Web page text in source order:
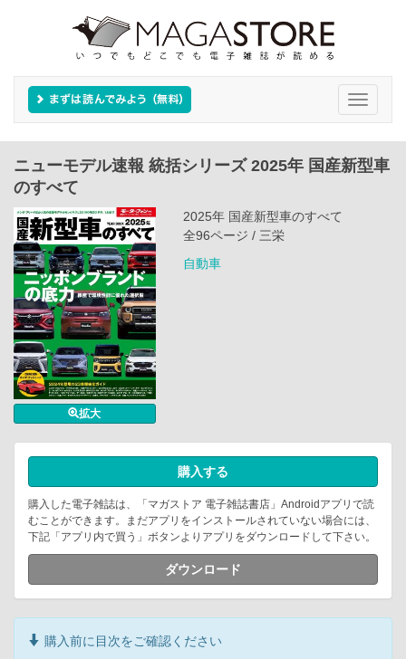
Toggle
ニューモデル速報 統括シリーズ 2025年 国産新型車
のすべて
拡大
2025年 国産新型車のすべて
全96ページ / 三栄
自動車
購入する
購入した電子雑誌は、「マガストア 電子雑誌書店」Androidアプリで読
むことができます。まだアプリをインストールされていない場合には、
下記「アプリ内で買う」ボタンよりアプリをダウンロードして下さい。
ダウンロード
購入前に目次をご確認ください